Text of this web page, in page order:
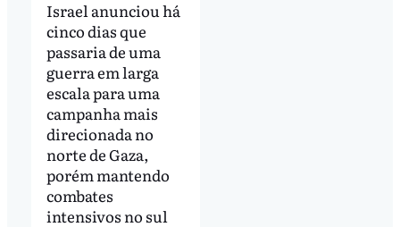
Israel anunciou há
cinco dias que
passaria de uma
guerra em larga
escala para uma
campanha mais
direcionada no
norte de Gaza,
porém mantendo
combates
intensivos no sul